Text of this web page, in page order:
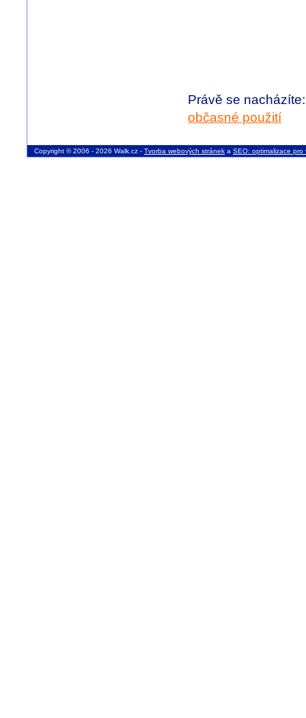
Právě se
občasné použití
Copyright © 2006 - 2026 Walk.cz - Tvorba webových stránek a SEO: optimalizace pro